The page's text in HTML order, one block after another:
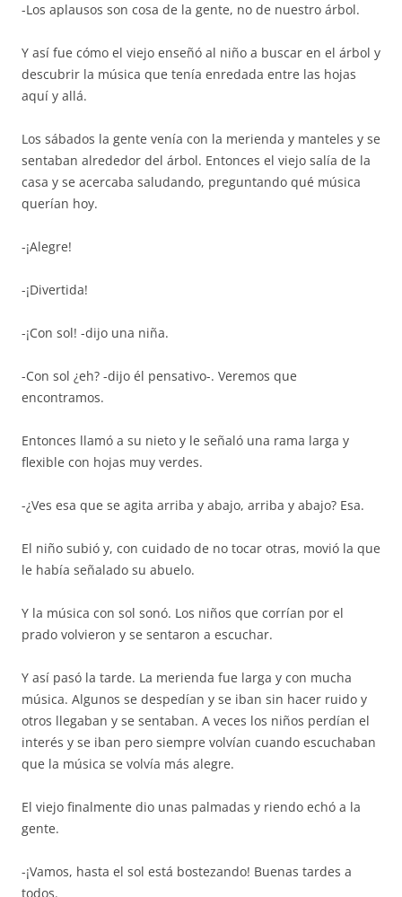
-Los aplausos son cosa de la gente, no de nuestro árbol.
Y así fue cómo el viejo enseñó al niño a buscar en el árbol y
descubrir la música que tenía enredada entre las hojas
aquí y allá.
Los sábados la gente venía con la merienda y manteles y se
sentaban alrededor del árbol. Entonces el viejo salía de la
casa y se acercaba saludando, preguntando qué música
querían hoy.
-¡Alegre!
-¡Divertida!
-¡Con sol! -dijo una niña.
-Con sol ¿eh? -dijo él pensativo-. Veremos que
encontramos.
Entonces llamó a su nieto y le señaló una rama larga y
flexible con hojas muy verdes.
-¿Ves esa que se agita arriba y abajo, arriba y abajo? Esa.
El niño subió y, con cuidado de no tocar otras, movió la que
le había señalado su abuelo.
Y la música con sol sonó. Los niños que corrían por el
prado volvieron y se sentaron a escuchar.
Y así pasó la tarde. La merienda fue larga y con mucha
música. Algunos se despedían y se iban sin hacer ruido y
otros llegaban y se sentaban. A veces los niños perdían el
interés y se iban pero siempre volvían cuando escuchaban
que la música se volvía más alegre.
El viejo finalmente dio unas palmadas y riendo echó a la
gente.
-¡Vamos, hasta el sol está bostezando! Buenas tardes a
todos.